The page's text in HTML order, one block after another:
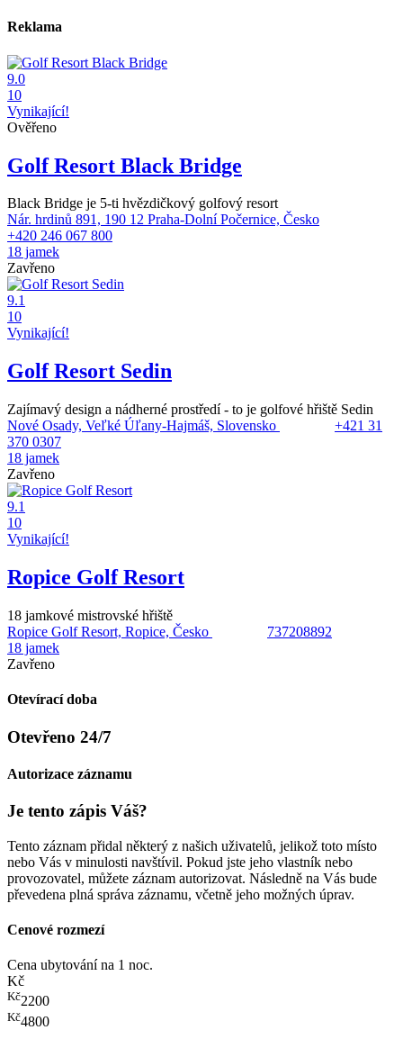
Reklama
9.0
10
Vynikající!
Ověřeno
Golf Resort Black Bridge
Black Bridge je 5-ti hvězdičkový golfový resort
Nár. hrdinů 891, 190 12 Praha-Dolní Počernice, Česko
+420 246 067 800
18 jamek
Zavřeno
9.1
10
Vynikající!
Golf Resort Sedin
Zajímavý design a nádherné prostředí - to je golfové hřiště Sedin
Nové Osady, Veľké Úľany-Hajmáš, Slovensko
+421 31
370 0307
18 jamek
Zavřeno
9.1
10
Vynikající!
Ropice Golf Resort
18 jamkové mistrovské hřiště
Ropice Golf Resort, Ropice, Česko
737208892
18 jamek
Zavřeno
Otevírací doba
Otevřeno 24/7
Autorizace záznamu
Je tento zápis Váš?
Tento záznam přidal některý z našich uživatelů, jelikož toto místo
nebo Vás v minulosti navštívil. Pokud jste jeho vlastník nebo
provozovatel, můžete záznam autorizovat. Následně na Vás bude
převedena plná správa záznamu, včetně jeho možných úprav.
Cenové rozmezí
Cena ubytování na 1 noc.
Kč
Kč2200
Kč4800